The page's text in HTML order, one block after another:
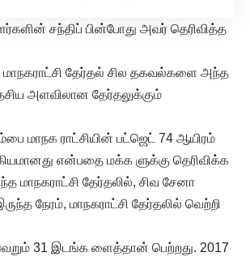
சந்திப் பின்போது அவர் தெரிவித்த
மாநகராட்சி தேர்தல் சில தகவல்களை அந்த
அளவிலான தேர்தலுக்கும்
மாநக ராட்சியின் பட்ஜெட் 74 ஆயிரம்
என்பதை மக்க ளுக்கு தெரிவிக்க
மாநகராட்சி தேர்தலில், சிவ சேனா
நேரம், மாநகராட்சி தேர்தலில் வெற்றி
31 இடங்க ளைத்தான் பெற்றது. 2017